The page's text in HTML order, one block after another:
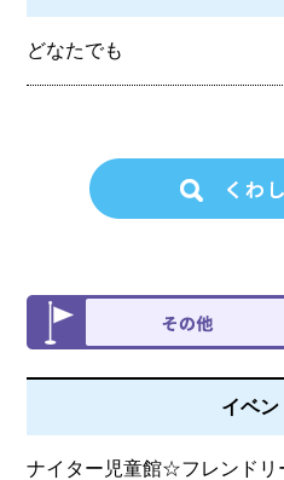
どなたでも
イベン
ナイター児童館☆フレンド